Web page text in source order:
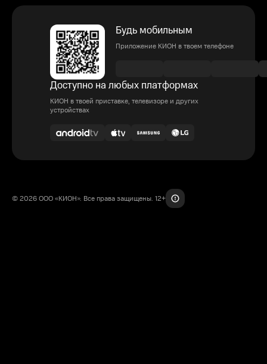
Будь мобильным
Приложение КИОН в твоем телефоне
Доступно на любых платформах
КИОН в твоей приставке, телевизоре и других
устройствах
© 2026 ООО «КИОН». Все права защищены. 12+